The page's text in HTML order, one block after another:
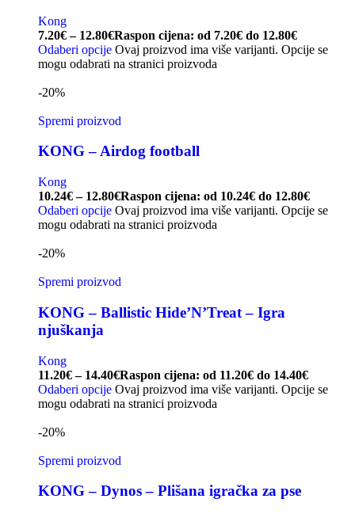
Kong
7.20€ – 12.80€Raspon cijena: od 7.20€ do 12.80€
Odaberi opcije Ovaj proizvod ima više varijanti. Opcije se
mogu odabrati na stranici proizvoda
-20%
Spremi proizvod
KONG – Airdog football
Kong
10.24€ – 12.80€Raspon cijena: od 10.24€ do 12.80€
Odaberi opcije Ovaj proizvod ima više varijanti. Opcije se
mogu odabrati na stranici proizvoda
-20%
Spremi proizvod
KONG – Ballistic Hide’N’Treat – Igra
njuškanja
Kong
11.20€ – 14.40€Raspon cijena: od 11.20€ do 14.40€
Odaberi opcije Ovaj proizvod ima više varijanti. Opcije se
mogu odabrati na stranici proizvoda
-20%
Spremi proizvod
KONG – Dynos – Plišana igračka za pse